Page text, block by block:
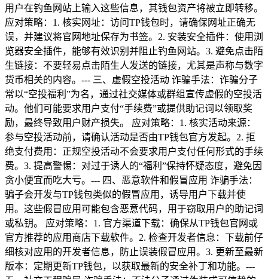
用户在钓鱼网站上输入这些信息，其钱包资产将被立即转移。
应对策略：1. 核实网址：访问TP钱包时，请确保网址正确无
误，并建议将官网地址保存为书签。2. 安装安全插件：使用浏
览器安全插件，能够有效识别并阻止钓鱼网站。3. 避免点击陌
生链接：不要轻易点击陌生人发送的链接，尤其是声称与数字
货币相关的内容。--- 三、虚假空投活动 诈骗手法：诈骗分子
常以“空投福利”为名，通过社交媒体或群组宣传虚假的空投活
动。他们可能要求用户支付“手续费”或提供助记词以领取奖
励，最终导致用户财产损失。 应对策略：1. 核实活动来源：
参与空投活动前，请确认活动是否由TP钱包官方发起。2. 拒
绝支付费用：正规空投活动不会要求用户支付任何形式的手续
费。3. 提高警惕：对过于诱人的“福利”保持怀疑态度，避免因
贪小便宜而吃大亏。--- 四、恶意软件和假冒应用 诈骗手法：
骗子会开发与TP钱包类似的假冒应用，诱导用户下载并使
用。这些假冒应用可能包含恶意代码，用于窃取用户的助记词
或私钥。 应对策略：1. 官方渠道下载：确保从TP钱包官网或
官方推荐的应用商店下载软件。2. 检查开发者信息：下载前仔
细核对应用的开发者信息，防止误装假冒应用。3. 更新至最新
版本：定期更新TP钱包，以获取最新的安全补丁和功能。---